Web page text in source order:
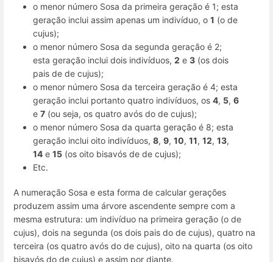
o menor número Sosa da primeira geração é 1; esta
geração inclui assim apenas um indivíduo, o 1 (o de
cujus);
o menor número Sosa da segunda geração é 2;
esta geração inclui dois indivíduos, 2 e 3 (os dois
pais de de cujus);
o menor número Sosa da terceira geração é 4; esta
geração inclui portanto quatro indivíduos, os 4, 5, 6
e 7 (ou seja, os quatro avós do de cujus);
o menor número Sosa da quarta geração é 8; esta
geração inclui oito indivíduos, 8, 9, 10, 11, 12, 13,
14 e 15 (os oito bisavós de de cujus);
Etc.
A numeração Sosa e esta forma de calcular gerações
produzem assim uma árvore ascendente sempre com a
mesma estrutura: um indivíduo na primeira geração (o de
cujus), dois na segunda (os dois pais do de cujus), quatro na
terceira (os quatro avós do de cujus), oito na quarta (os oito
bisavós do de cujus) e assim por diante.